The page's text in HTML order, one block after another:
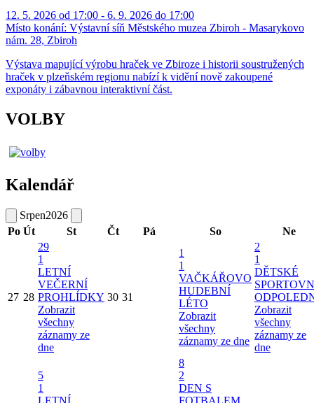
12. 5. 2026 od 17:00 - 6. 9. 2026 do 17:00
Místo konání: Výstavní síň Městského muzea Zbiroh - Masarykovo
nám. 28, Zbiroh
Výstava mapující výrobu hraček ve Zbiroze i historii soustružených
hraček v plzeňském regionu nabízí k vidění nově zakoupené
exponáty i zábavnou interaktivní část.
VOLBY
Kalendář
Srpen2026
Po Út St Čt Pá So Ne
27 28
29
1
LETNÍ
VEČERNÍ
PROHLÍDKY
Zobrazit
všechny
záznamy ze
dne
30 31
1
1
VAČKÁŘOVO
HUDEBNÍ
LÉTO
Zobrazit
všechny
záznamy ze dne
2
1
DĚTSKÉ
Zobrazit
všechny
záznamy ze
dne
5
1
8
2
DEN S